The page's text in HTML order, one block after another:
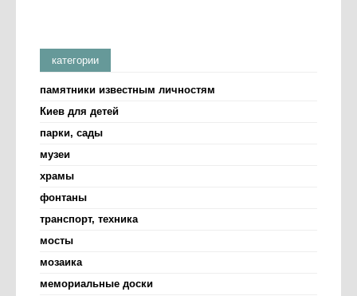
категории
памятники известным личностям
Киев для детей
парки, сады
музеи
храмы
фонтаны
транспорт, техника
мосты
мозаика
мемориальные доски